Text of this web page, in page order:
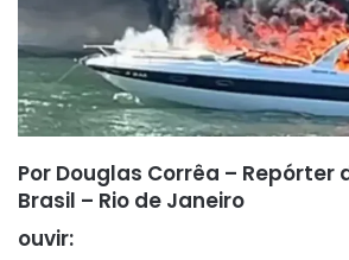
Por Douglas Corrêa – Repórter
Brasil – Rio de Janeiro
ouvir: